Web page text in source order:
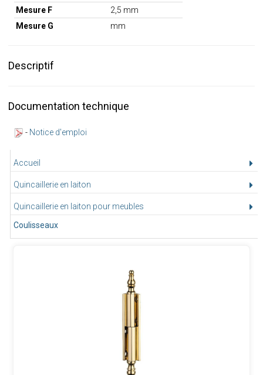
Accueil
Quincaillerie en laiton
Quincaillerie en laiton pour meubles
Coulisseaux
Mesure F
2,5 mm
Mesure G
mm
Descriptif
Documentation technique
- Notice d'emploi